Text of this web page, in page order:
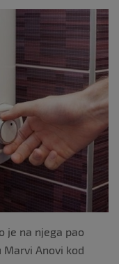
e
b
o
o
k
je na njega pao
Anovi kod